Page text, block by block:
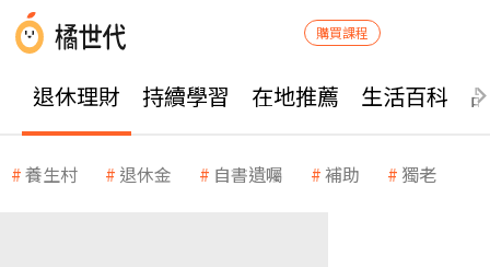
購買課程
退休理財 持續學習 在地推薦 生活百科
養生村 退休金 自書遺囑 補助 獨老